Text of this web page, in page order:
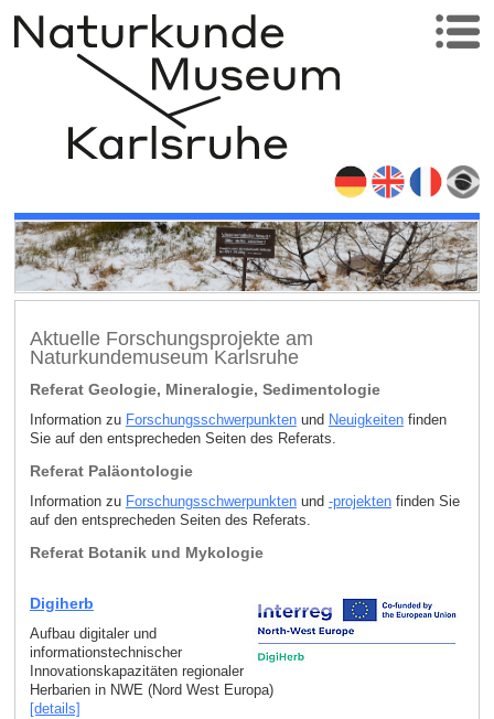
Aktuelle Forschungsprojekte am
Naturkundemuseum Karlsruhe
Referat Geologie, Mineralogie, Sedimentologie
Information zu Forschungsschwerpunktenund Neuigkeitenfinden
Sie auf den entsprecheden Seiten des Referats.
Referat Paläontologie
Information zu Forschungsschwerpunktenund -projektenfinden Sie
auf den entsprecheden Seiten des Referats.
Referat Botanik und Mykologie
Digiherb
Aufbau digitaler und
informationstechnischer
Innovationskapazitäten regionaler
Herbarien in NWE (Nord West Europa)
[details]